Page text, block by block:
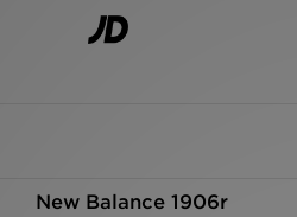
New Balance 1906r